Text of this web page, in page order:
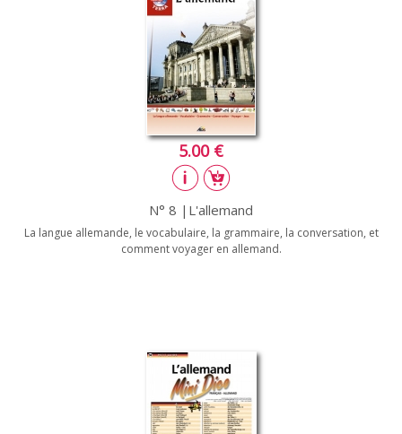
5.00 €
N° 8 |L'allemand
La langue allemande, le vocabulaire, la grammaire, la conversation, et
comment voyager en allemand.